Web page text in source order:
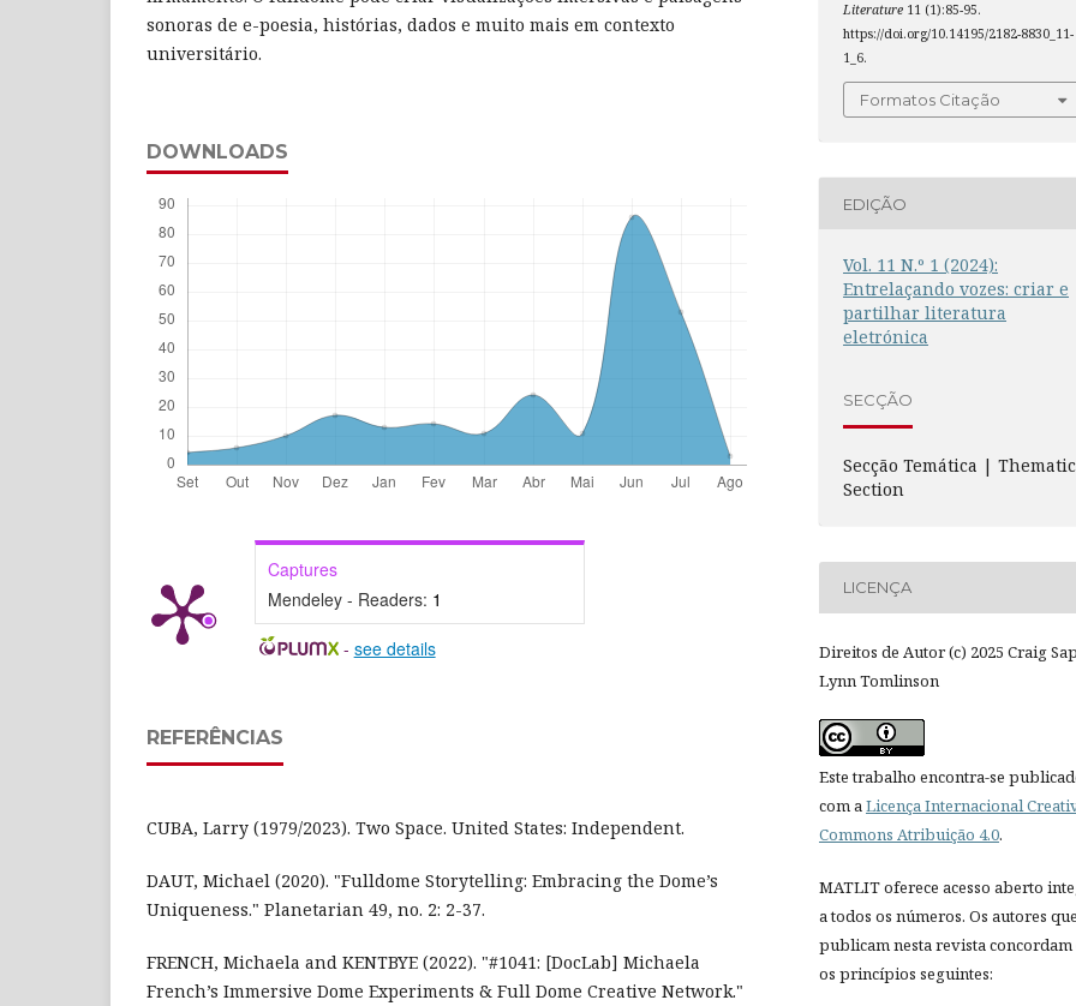
sonoras de e-poesia, histórias, dados e muito mais em contexto
universitário.
DOWNLOADS
Captures
Mendeley - Readers: 1
- see details
REFERÊNCIAS
CUBA, Larry (1979/2023). Two Space. United States: Independent.
DAUT, Michael (2020). "Fulldome Storytelling: Embracing the Dome’s
Uniqueness." Planetarian 49, no. 2: 2-37.
FRENCH, Michaela and KENTBYE (2022). "#1041: [DocLab] Michaela
French’s Immersive Dome Experiments & Full Dome Creative Network."
Literature 11 (1):85-95.
https://doi.org/10.14195/2182-8830_11-
1_6.
Formatos Citação
EDIÇÃO
Vol. 11 N.º 1 (2024):
Entrelaçando vozes: criar e
partilhar literatura
eletrónica
SECÇÃO
Secção Temática | Thematic
Section
LICENÇA
Direitos de Autor (c) 2025 Craig
Lynn Tomlinson
Este trabalho encontra-se
com a Licença Internacional
Commons Atribuição 4.0.
MATLIT oferece acesso aberto
a todos os números. Os autores que
publicam nesta revista concordam
os princípios seguintes: